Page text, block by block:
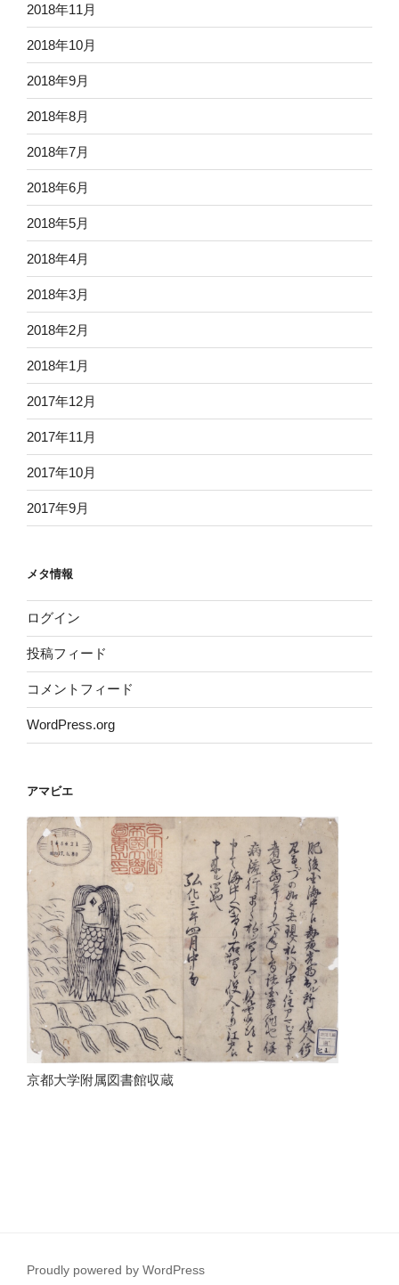
2018年11月
2018年10月
2018年9月
2018年8月
2018年7月
2018年6月
2018年5月
2018年4月
2018年3月
2018年2月
2018年1月
2017年12月
2017年11月
2017年10月
2017年9月
メタ情報
ログイン
投稿フィード
コメントフィード
WordPress.org
アマビエ
京都大学附属図書館収蔵
Proudly powered by WordPress